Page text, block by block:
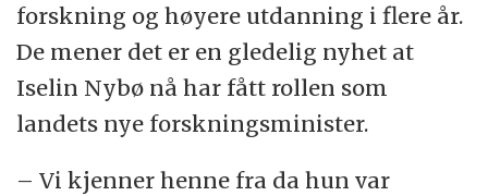
forskning og høyere utdanning i flere år.
De mener det er en gledelig nyhet at
Iselin Nybø nå har fått rollen som
landets nye forskningsminister.
– Vi kjenner henne fra da hun var